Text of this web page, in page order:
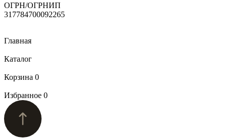
ОГРН/ОГРНИП
317784700092265
Главная
Каталог
Корзина 0
Избранное 0